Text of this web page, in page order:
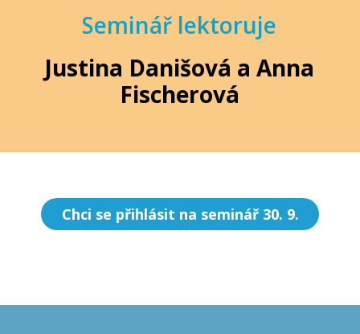
Seminář lektoruje
Justina Danišová a Anna
Fischerová
Chci se přihlásit na seminář 30. 9.